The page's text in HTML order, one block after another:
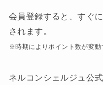
会員登録すると、すぐ
されます。
※時期によりポイント数が変動
ネルコンシェルジュ公